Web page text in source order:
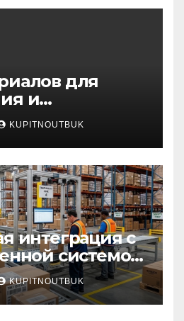
для
и
ногтей
KUPITNOUTBUK
интеграция с
системой
KUPITNOUTBUK